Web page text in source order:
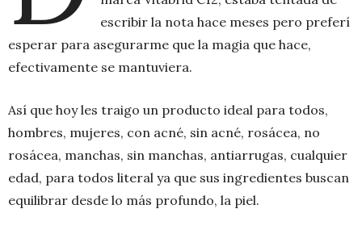
escribir la nota hace meses pero preferí
esperar para asegurarme que la magia que hace,
efectivamente se mantuviera.
Así que hoy les traigo un producto ideal para todos,
hombres, mujeres, con acné, sin acné, rosácea, no
rosácea, manchas, sin manchas, antiarrugas, cualquier
edad, para todos literal ya que sus ingredientes buscan
equilibrar desde lo más profundo, la piel.